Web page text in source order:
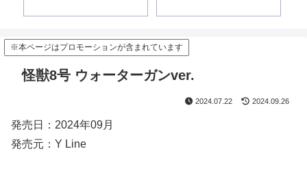
※本ページはプロモーションが含まれています
怪獣8号 ウォーターガンver.
2024.07.22 2024.09.26
発売日：2024年09月
発売元：Y Line